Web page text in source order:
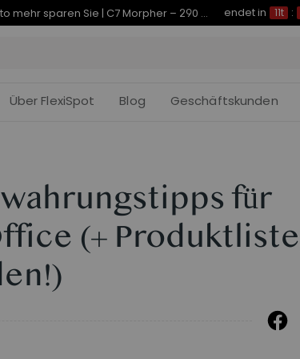
Je früher Sie kaufen, desto mehr sparen Sie | C7 Morpher – 290 € Rabatt endet in 11t :
Über FlexiSpot Blog Geschäftskunden
für
(+